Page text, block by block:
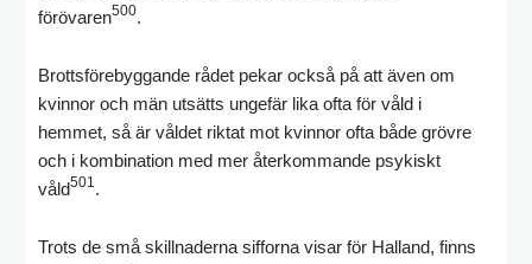
förövaren500.
Brottsförebyggande rådet pekar också på att även om
kvinnor och män utsätts ungefär lika ofta för våld i
hemmet, så är våldet riktat mot kvinnor ofta både grövre
och i kombination med mer återkommande psykiskt
våld501.
Trots de små skillnaderna sifforna visar för Halland, finns